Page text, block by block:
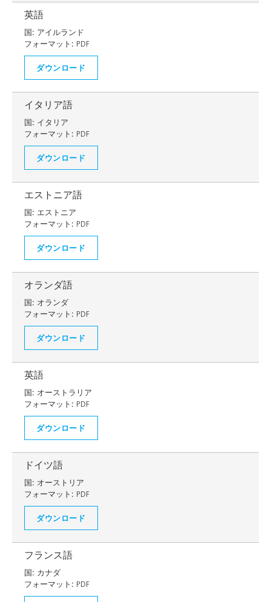
英語
国: アイルランド
フォーマット: PDF
ダウンロード
イタリア語
国: イタリア
フォーマット: PDF
ダウンロード
エストニア語
国: エストニア
フォーマット: PDF
ダウンロード
オランダ語
国: オランダ
フォーマット: PDF
ダウンロード
英語
国: オーストラリア
フォーマット: PDF
ダウンロード
ドイツ語
国: オーストリア
フォーマット: PDF
ダウンロード
フランス語
国: カナダ
フォーマット: PDF